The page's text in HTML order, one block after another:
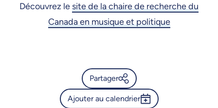
Découvrez le site de la chaire de recherche du
Canada en musique et politique
Partager
Calendrier de l’Université de
Ajouter au calendrier